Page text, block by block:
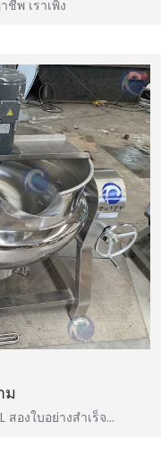
พ เราเพิ่ง
ม
สองใบอย่างสำเร็จ…